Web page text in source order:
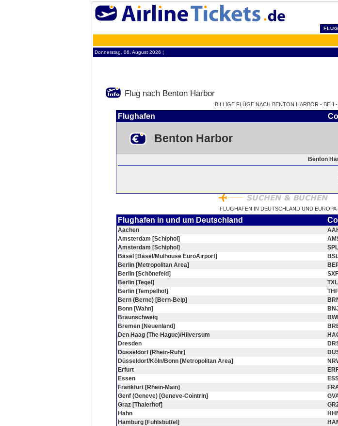
Donnerstag, 06. August 2026 ¦
Flug nach Benton Harbor
BILLIGE FLÜGE NACH BENTON HARBOR - BEH
Flughafen
Benton Harbor
Benton
FLUGHAFEN IN DEUTSCHLAND UND
Flughafen in und um Deutschland
Aachen
Amsterdam [Schiphol]
Amsterdam [Schiphol]
SPL
Basel [Basel/Mulhouse EuroAirport]
Berlin [Metropolitan Area]
Berlin [Schönefeld]
SXF
Berlin [Tegel]
TXL
Berlin [Tempelhof]
THF
Bern (Berne) [Bern-Belp]
Bonn [Wahn]
Braunschweig
Bremen [Neuenland]
Den Haag (The Hague)/Hilversum
Dresden
Düsseldorf [Rhein-Ruhr]
Düsseldorf/Köln/Bonn [Metropolitan Area]
Erfurt
Essen
Frankfurt [Rhein-Main]
Genf (Geneve) [Geneve-Cointrin]
Graz [Thalerhof]
Hahn
Hamburg [Fuhlsbüttel]